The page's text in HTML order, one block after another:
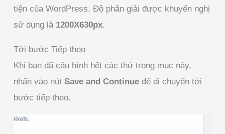
tiện của WordPress. Độ phân giải được khuyến nghị
sử dụng là 1200X630px.
Tới bước Tiếp theo
Khi bạn đã cấu hình hết các thứ trong mục này,
nhấn vào nút Save and Continueđể di chuyển tới
bước tiếp theo.